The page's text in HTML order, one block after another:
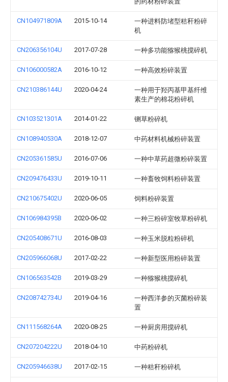
CN104971809A 2015-10-14
一种进料防堵型秸秆粉碎
机
CN206356104U 2017-07-28 一种多功能猕猴桃搅碎机
CN106000582A 2016-10-12 一种高效粉碎装置
CN210386144U 2020-04-24
一种用于羟丙基甲基纤维
素生产的棉花粉碎机
CN103521301A 2014-01-22 铡草粉碎机
CN108940530A 2018-12-07 中药材料机械粉碎装置
CN205361585U 2016-07-06 一种中草药超微粉碎装置
CN209476433U 2019-10-11 一种畜牧饲料粉碎装置
CN210675402U 2020-06-05 饲料粉碎装置
CN106984395B 2020-06-02 一种三粉碎室牧草粉碎机
CN205408671U 2016-08-03 一种玉米脱粒粉碎机
CN205966068U 2017-02-22 一种新型医用粉碎装置
CN106563542B 2019-03-29 一种猕猴桃搅碎机
CN208742734U 2019-04-16
一种西洋参的灭菌粉碎装
置
CN111568264A 2020-08-25 一种厨房用搅碎机
CN207204222U 2018-04-10 中药粉碎机
CN205946638U 2017-02-15 一种秸秆粉碎机